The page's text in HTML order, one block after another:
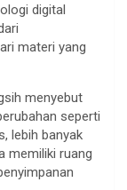
digital
materi yang
menyebut
seperti
lebih banyak
memiliki ruang